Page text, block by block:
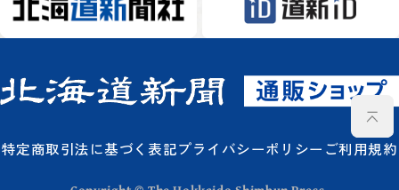
特定商取引法に基づく表記プライバシーポリシー ご利用規約